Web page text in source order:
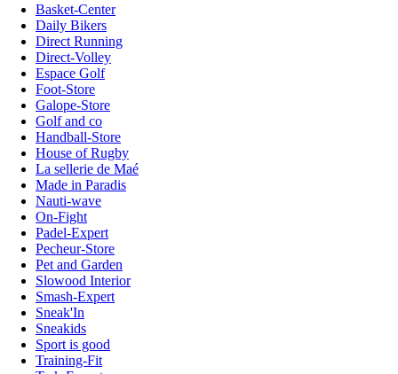
Basket-Center
Daily Bikers
Direct Running
Direct-Volley
Espace Golf
Foot-Store
Galope-Store
Golf and co
Handball-Store
House of Rugby
La sellerie de Maé
Made in Paradis
Nauti-wave
On-Fight
Padel-Expert
Pecheur-Store
Pet and Garden
Slowood Interior
Smash-Expert
Sneak'In
Sneakids
Sport is good
Training-Fit